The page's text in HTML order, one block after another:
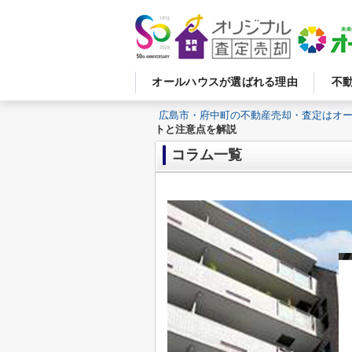
オールハウスが選ばれる理由 不
広島市・府中町の不動産売却・査定はオ
トと注意点を解説
コラム一覧